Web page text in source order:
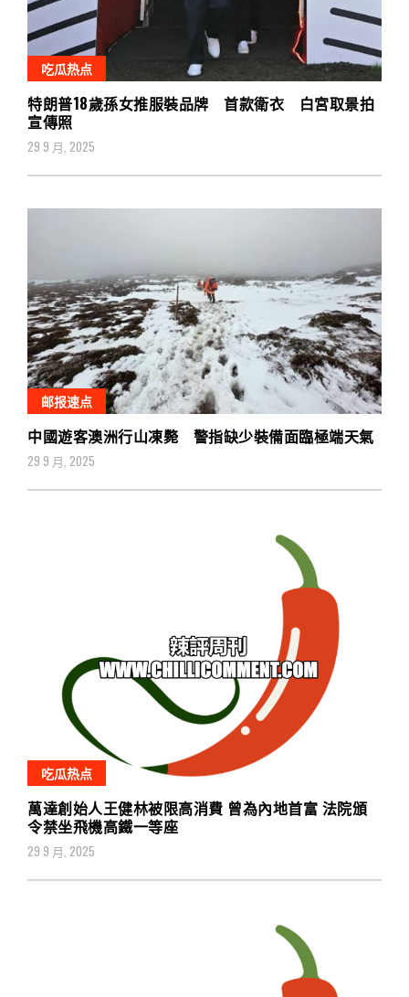
吃瓜热点
特朗普18歲孫女推服裝品牌 首款衛衣 白宮取景拍
宣傳照
29 9 月, 2025
邮报速点
中國遊客澳洲行山凍斃 警指缺少裝備面臨極端天氣
29 9 月, 2025
吃瓜热点
萬達創始人王健林被限高消費 曾為內地首富 法院頒
令禁坐飛機高鐵一等座
29 9 月, 2025